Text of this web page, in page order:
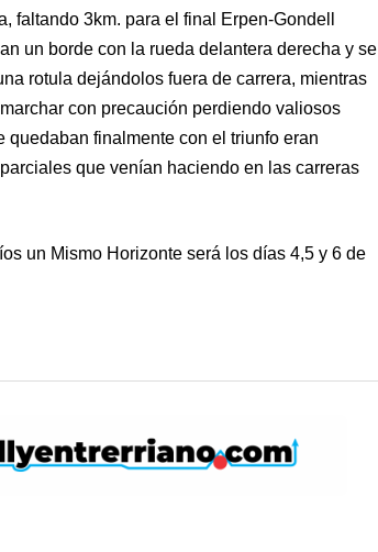
faltando 3km. para el final Erpen-Gondell
un borde con la rueda delantera derecha y se
rotula dejándolos fuera de carrera, mientras
con precaución perdiendo valiosos
finalmente con el triunfo eran
que venían haciendo en las carreras
un Mismo Horizonte será los días 4,5 y 6 de